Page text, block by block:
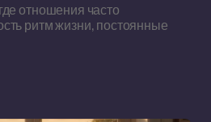
отношения часто
ритм жизни, постоянные